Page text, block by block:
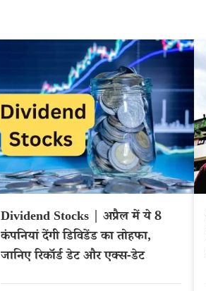
Dividend Stocks | अप्रैल में ये 8
कंपनियां देंगी डिविडेंड का तोहफा,
जानिए रिकॉर्ड डेट और एक्स-डेट